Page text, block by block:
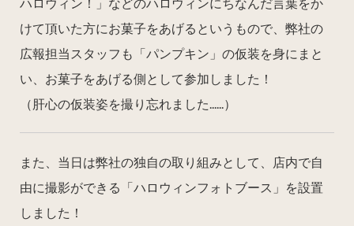
けて頂いた方にお菓子をあげるというもので、弊社の
広報担当スタッフも「パンプキン」の仮装を身にまと
い、お菓子をあげる側として参加しました！
（肝心の仮装姿を撮り忘れました......）
また、当日は弊社の独自の取り組みとして、店内で自
由に撮影ができる「ハロウィンフォトブース」を設置
しました！